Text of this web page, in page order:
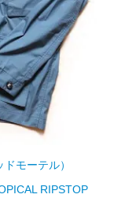
モーテル）
RIPSTOP